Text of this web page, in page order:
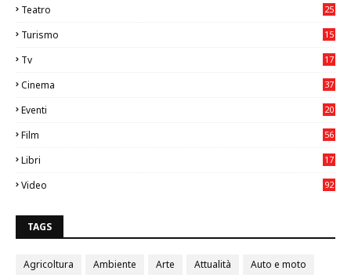
Teatro
25
Turismo
15
Tv
17
Cinema
37
Eventi
20
Film
56
Libri
17
Video
92
TAGS
Agricoltura Ambiente Arte Attualità
Auto e moto